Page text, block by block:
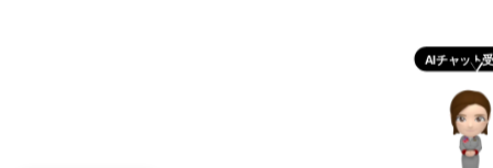
AIチャット